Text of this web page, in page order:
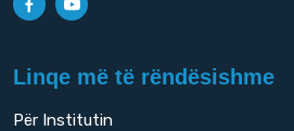
Linqe më të rëndësishme
Për Institutin